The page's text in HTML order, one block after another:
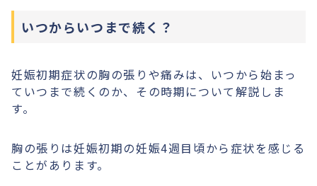
いつからいつまで続く？
妊娠初期症状の胸の張りや痛みは、いつから始まっ
ていつまで続くのか、その時期について解説しま
す。
胸の張りは妊娠初期の妊娠4週目頃から症状を感じる
ことがあります。